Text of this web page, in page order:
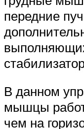
передние
В данном
мышцы
чем на